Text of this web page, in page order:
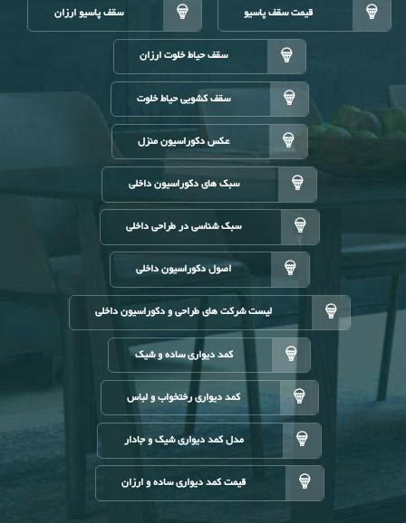
قیمت سقف پاسیو سقف پاسیو ارزان
سقف حیاط خلوت ارزان
سقف کشویی حیاط خلوت
عکس دکوراسیون منزل
سبک های دکوراسیون داخلی
سبک شناسی در طراحی داخلی
اصول دکوراسیون داخلی
لیست شرکت های طراحی و دکوراسیون داخلی
کمد دیواری ساده و شیک
کمد دیواری رختخواب و لباس
مدل کمد دیواری شیک و جادار
قیمت کمد دیواری ساده و ارزان